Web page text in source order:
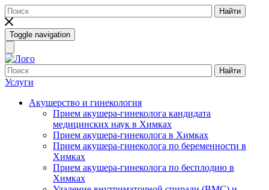
Найти
Toggle navigation
Найти
Услуги
Акушерство и гинекология
Прием акушера-гинеколога кандидата
медицинских наук в Химках
Прием акушера-гинеколога в Химках
Прием акушера-гинеколога по беременности в
Химках
Прием акушера-гинеколога по бесплодию в
Химках